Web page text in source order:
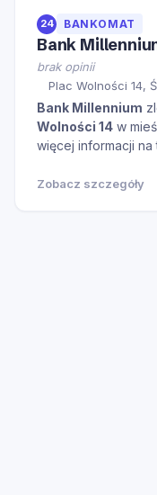
24 BANKOMAT
Bank
brak opinii
Plac Wolności 14,
Bank Millennium
Wolności 14 w
więcej informacji na
Zobacz szczegóły